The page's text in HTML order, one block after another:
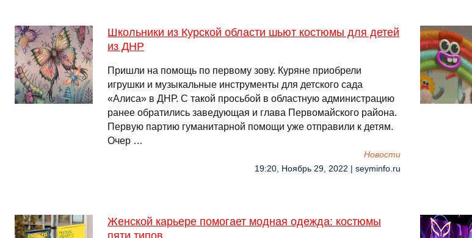
Школьники из Курской области шьют костюмы для детей
из ДНР
Пришли на помощь по первому зову. Куряне приобрели
игрушки и музыкальные инструменты для детского сада
«Алиса» в ДНР. С такой просьбой в областную администрацию
ранее обратились заведующая и глава Первомайского района.
Первую партию гуманитарной помощи уже отправили к детям.
Очер …
Новости
19:20, Ноябрь 29, 2022 | seyminfo.ru
Женской карьере помогает модная одежда: костюмы
пяти типов